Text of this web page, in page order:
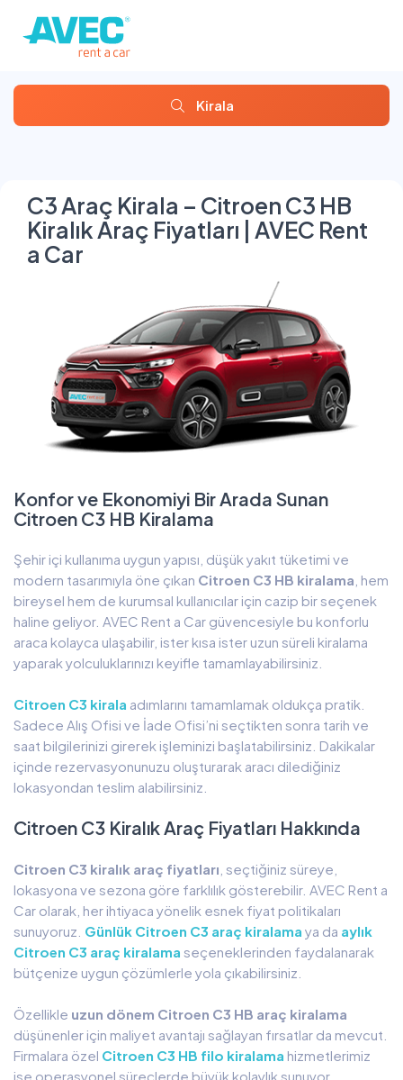
Kirala
C3 Araç Kirala – Citroen C3 HB
Kiralık Araç Fiyatları | AVEC Rent
a Car
Konfor ve Ekonomiyi Bir Arada Sunan
Citroen C3 HB Kiralama
Şehir içi kullanıma uygun yapısı, düşük yakıt tüketimi ve
modern tasarımıyla öne çıkan Citroen C3 HB kiralama , hem
bireysel hem de kurumsal kullanıcılar için cazip bir seçenek
haline geliyor. AVEC Rent a Car güvencesiyle bu konforlu
araca kolayca ulaşabilir, ister kısa ister uzun süreli kiralama
yaparak yolculuklarınızı keyifle tamamlayabilirsiniz.
Citroen C3 kirala adımlarını tamamlamak oldukça pratik.
Sadece Alış Ofisi ve İade Ofisi’ni seçtikten sonra tarih ve
saat bilgilerinizi girerek işleminizi başlatabilirsiniz. Dakikalar
içinde rezervasyonunuzu oluşturarak aracı dilediğiniz
lokasyondan teslim alabilirsiniz.
Citroen C3 Kiralık Araç Fiyatları Hakkında
Citroen C3 kiralık araç fiyatları , seçtiğiniz süreye,
lokasyona ve sezona göre farklılık gösterebilir. AVEC Rent a
Car olarak, her ihtiyaca yönelik esnek fiyat politikaları
sunuyoruz. Günlük Citroen C3 araç kiralama ya da aylık
Citroen C3 araç kiralama seçeneklerinden faydalanarak
bütçenize uygun çözümlerle yola çıkabilirsiniz.
Özellikle uzun dönem Citroen C3 HB araç kiralama
düşünenler için maliyet avantajı sağlayan fırsatlar da mevcut.
Firmalara özel Citroen C3 HB filo kiralama hizmetlerimiz
ise operasyonel süreçlerde büyük kolaylık sunuyor.